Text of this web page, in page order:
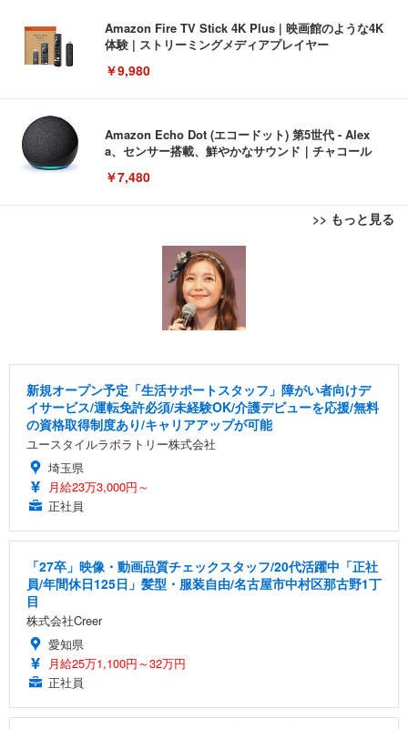
Amazon Fire TV Stick 4K Plus | 映画館のような4K
体験 | ストリーミングメディアプレイヤー
￥9,980
Amazon Echo Dot (エコードット) 第5世代 - Alex
a、センサー搭載、鮮やかなサウンド｜チャコール
￥7,480
>> もっと見る
[EdoErgo] オフィスチェア 椅子 テレワーク 疲れな
い 跳ね上げ式アームレスト コンパクト 約105度ロッ
キング pc 事務椅子 360度回転 座面昇降 強化ナイロ
ン樹脂ベース 通気性メッシュ 在宅ワーク H-WY01
(黒網+黒枠+黒足)
SIHOO B100 オフィスチェア／デスクチェア メッシ
ュチェア 人間工学 疲れない ブラック
￥27,999
ワーク チェア 強化バックレスト 30度ロッキング機
ョン PCチェア 通気性メッシュ ゲーミング/勉強/事
￥7,680
Sezlife オフィスチェア デスクチェア 疲れない テレ
ワーク チェア 強化バックレスト 30度ロッキング機
務用 おしゃれ パソコンチェア (ホワイト)
ス圧無段階昇降 360度回転 キャスター付き コンパク
EIZO ビジネス向けプレミアムモニター | FlexScan
EV3240X-WT | 31.5型4K UHD・USB Type-C・ホワ
EIZO ビジネス向けプレミアムモニター | FlexScan
イト
￥109,572
フック付き（CFI-ZDM1J）
【整備済み品】Dell E2724HS 27インチ 液晶モニタ
ー フルHD（1920×1080）VA 非光沢 HDMI/DisplayP
グモニター QD 24.5インチ 1ms FHD 量子ドット 残
Amazonベーシック ペットシーツ 薄型 レギュラー 1
回使い捨て 無香料 ホワイト 300枚
Amazonベーシック ペットシーツ 厚型 ワイド 42枚
x2袋(84枚) ホワイト(吸収面:ライトブルー)
￥3,234
り 単品
Smart Basic(スマートベーシック) 【Amazon.co.jp
限定】 Smart Basic アイリスオーヤマ ペットシーツ
ュラー 200枚入【Amazon.co.jp限定】
新規オープン予定「生活サポートスタッフ」障がい者向けデ
イサービス/運転免許必須/未経験OK/介護デビューを応援/無料
の資格取得制度あり/キャリアアップが可能
ユースタイルラボラトリー株式会社
埼玉県
月給23万3,000円～
正社員
「27卒」映像・動画品質チェックスタッフ/20代活躍中「正社
員/年間休日125日」髪型・服装自由/名古屋市中村区那古野1丁
目
株式会社Creer
愛知県
月給25万1,100円～32万円
正社員